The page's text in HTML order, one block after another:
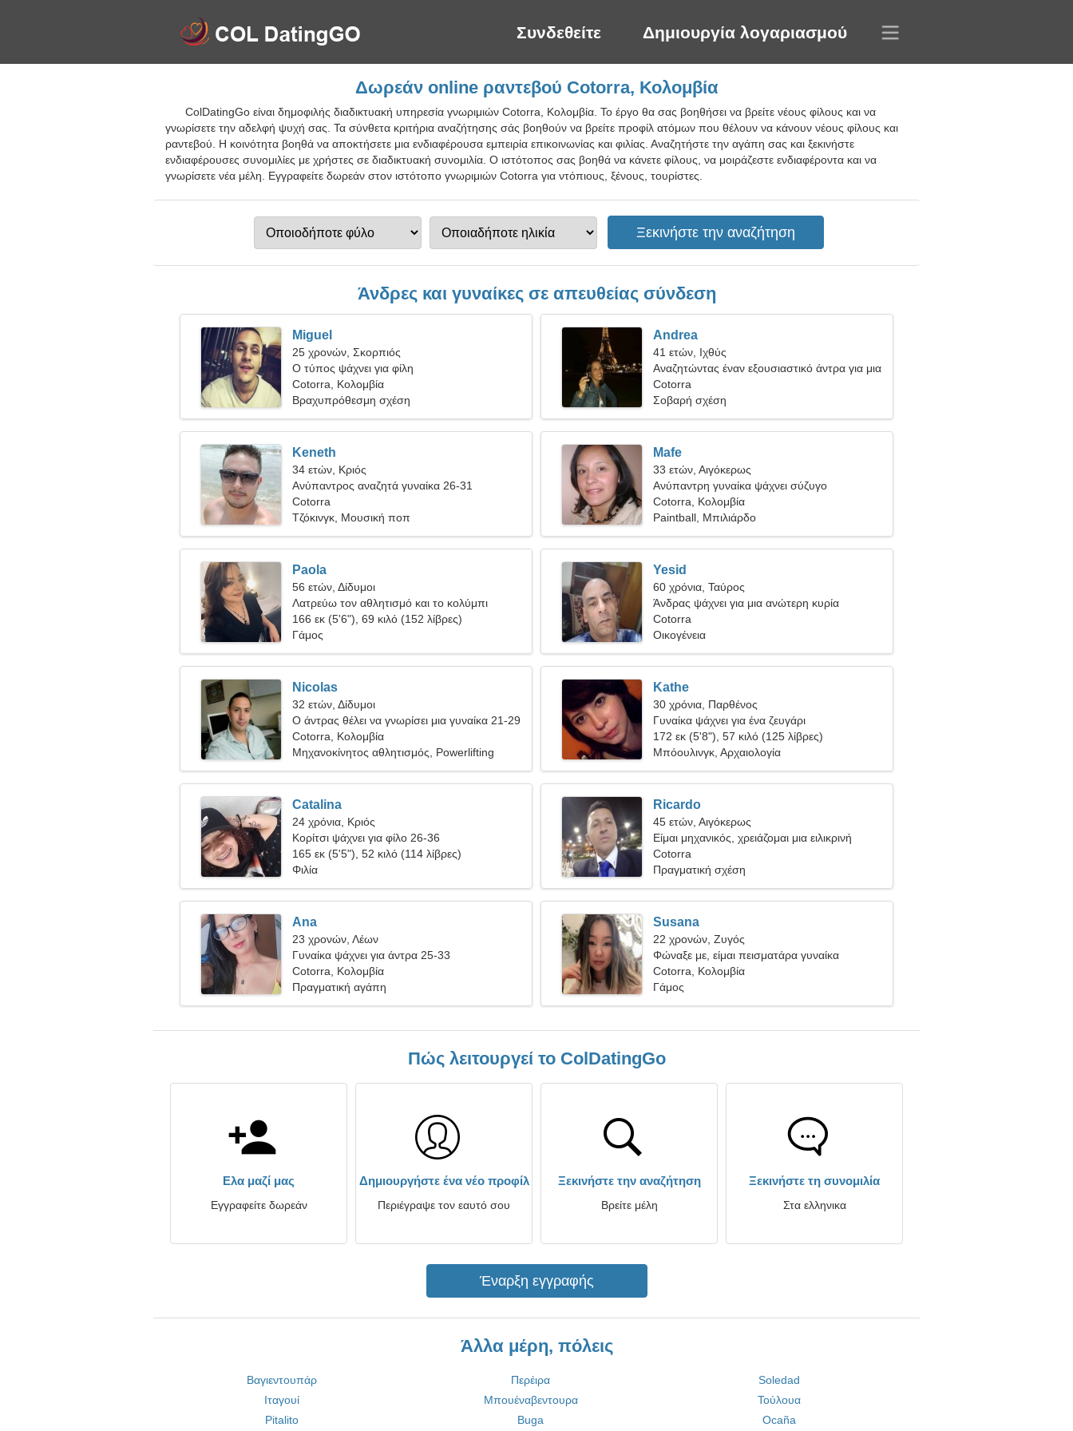
Συνδεθείτε Δημιουργία λογαριασμού
Δωρεάν online ραντεβού Cotorra, Κολομβία
ColDatingGo είναι δημοφιλής διαδικτυακή υπηρεσία γνωριμιών Cotorra, Κολομβία. Το έργο θα σας βοηθήσει να βρείτε νέους φίλους και να
γνωρίσετε την αδελφή ψυχή σας. Τα σύνθετα κριτήρια αναζήτησης σάς βοηθούν να βρείτε προφίλ ατόμων που θέλουν να κάνουν νέους φίλους και
ραντεβού. Η κοινότητα βοηθά να αποκτήσετε μια ενδιαφέρουσα εμπειρία επικοινωνίας και φιλίας. Αναζητήστε την αγάπη σας και ξεκινήστε
ενδιαφέρουσες συνομιλίες με χρήστες σε διαδικτυακή συνομιλία. Ο ιστότοπος σας βοηθά να κάνετε φίλους, να μοιράζεστε ενδιαφέροντα και να
γνωρίσετε νέα μέλη. Εγγραφείτε δωρεάν στον ιστότοπο γνωριμιών Cotorra για ντόπιους, ξένους, τουρίστες.
Άνδρες και γυναίκες σε απευθείας σύνδεση
Miguel
25 χρονών, Σκορπιός
Ο τύπος ψάχνει για φίλη
Cotorra, Κολομβία
Βραχυπρόθεσμη σχέση
Andrea
41 ετών, Ιχθύς
Αναζητώντας έναν εξουσιαστικό άντρα για μια
ζωή
Cotorra
Σοβαρή σχέση
Keneth
34 ετών, Κριός
Ανύπαντρος αναζητά γυναίκα 26-31
Cotorra
Τζόκινγκ, Μουσική ποπ
Mafe
33 ετών, Αιγόκερως
Ανύπαντρη γυναίκα ψάχνει σύζυγο
Cotorra, Κολομβία
Paintball, Μπιλιάρδο
Paola
56 ετών, Δίδυμοι
Λατρεύω τον αθλητισμό και το κολύμπι
166 εκ (5'6"), 69 κιλό (152 λίβρες)
Γάμος
Yesid
60 χρόνια, Ταύρος
Άνδρας ψάχνει για μια ανώτερη κυρία
Cotorra
Οικογένεια
Nicolas
32 ετών, Δίδυμοι
Ο άντρας θέλει να γνωρίσει μια γυναίκα 21-29
Cotorra, Κολομβία
Μηχανοκίνητος αθλητισμός, Powerlifting
Kathe
30 χρόνια, Παρθένος
Γυναίκα ψάχνει για ένα ζευγάρι
172 εκ (5'8"), 57 κιλό (125 λίβρες)
Μπόουλινγκ, Αρχαιολογία
Catalina
24 χρόνια, Κριός
Κορίτσι ψάχνει για φίλο 26-36
165 εκ (5'5"), 52 κιλό (114 λίβρες)
Φιλία
Ricardo
45 ετών, Αιγόκερως
Είμαι μηχανικός, χρειάζομαι μια ειλικρινή
γυναίκα
Cotorra
Πραγματική σχέση
Ana
23 χρονών, Λέων
Γυναίκα ψάχνει για άντρα 25-33
Cotorra, Κολομβία
Πραγματική αγάπη
Susana
22 χρονών, Ζυγός
Φώναξε με, είμαι πεισματάρα γυναίκα
Cotorra, Κολομβία
Γάμος
Πώς λειτουργεί το ColDatingGo
Ελα μαζί μας
Εγγραφείτε δωρεάν
Δημιουργήστε ένα νέο προφίλ
Περιέγραψε τον εαυτό σου
Ξεκινήστε την αναζήτηση
Βρείτε μέλη
Ξεκινήστε τη συνομιλία
Στα ελληνικα
Έναρξη εγγραφής
Άλλα μέρη, πόλεις
Βαγιεντουπάρ Περέιρα
Soledad
Ιταγουί
Μπουέναβεντουρα
Τούλουα
Pitalito
Buga Ocaña